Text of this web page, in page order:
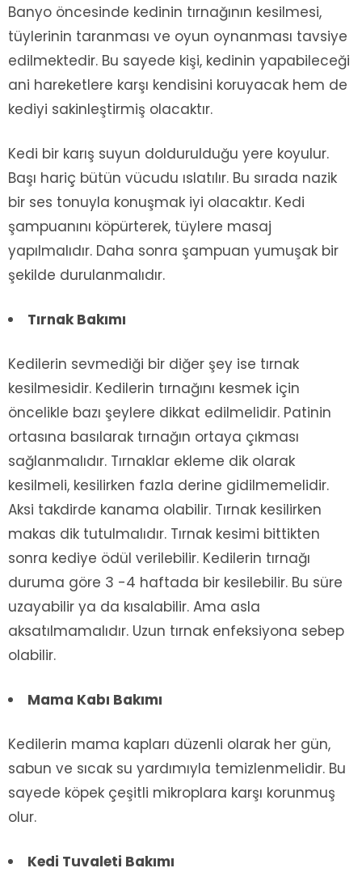
Banyo öncesinde kedinin tırnağının kesilmesi,
tüylerinin taranması ve oyun oynanması tavsiye
edilmektedir. Bu sayede kişi, kedinin yapabileceği
ani hareketlere karşı kendisini koruyacak hem de
kediyi sakinleştirmiş olacaktır.
Kedi bir karış suyun doldurulduğu yere koyulur.
Başı hariç bütün vücudu ıslatılır. Bu sırada nazik
bir ses tonuyla konuşmak iyi olacaktır. Kedi
şampuanını köpürterek, tüylere masaj
yapılmalıdır. Daha sonra şampuan yumuşak bir
şekilde durulanmalıdır.
Tırnak Bakımı
Kedilerin sevmediği bir diğer şey ise tırnak
kesilmesidir. Kedilerin tırnağını kesmek için
öncelikle bazı şeylere dikkat edilmelidir. Patinin
ortasına basılarak tırnağın ortaya çıkması
sağlanmalıdır. Tırnaklar ekleme dik olarak
kesilmeli, kesilirken fazla derine gidilmemelidir.
Aksi takdirde kanama olabilir. Tırnak kesilirken
makas dik tutulmalıdır. Tırnak kesimi bittikten
sonra kediye ödül verilebilir. Kedilerin tırnağı
duruma göre 3 -4 haftada bir kesilebilir. Bu süre
uzayabilir ya da kısalabilir. Ama asla
aksatılmamalıdır. Uzun tırnak enfeksiyona sebep
olabilir.
Mama Kabı Bakımı
Kedilerin mama kapları düzenli olarak her gün,
sabun ve sıcak su yardımıyla temizlenmelidir. Bu
sayede köpek çeşitli mikroplara karşı korunmuş
olur.
Kedi Tuvaleti Bakımı